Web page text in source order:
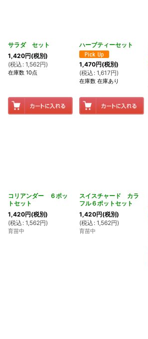
サラダ セット
1,420円(税別)
(税込 : 1,562円)
在庫数 10点
ハーブティーセット
1,470円(税別)
(税込 : 1,617円)
在庫数 在庫あり
コリアンダー ６ポッ
トセット
1,420円(税別)
(税込 : 1,562円)
育苗中
スイスチャード カラ
フル６ポットセット
1,420円(税別)
(税込 : 1,562円)
育苗中